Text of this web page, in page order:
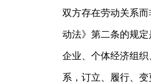
双方存在劳动关系
动法》第二条的规
企业、个体经济组
系，订立、履行、